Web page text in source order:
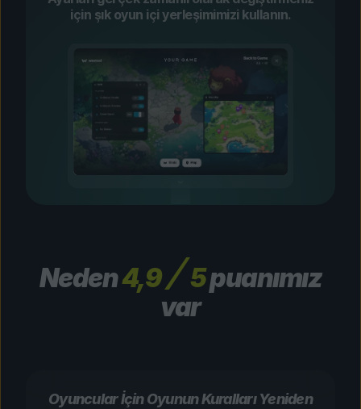
için şık oyun içi yerleşimimizi kullanın.
Neden4,9 5puanımız
var
Oyuncular İçin Oyunun Kuralları Yeniden